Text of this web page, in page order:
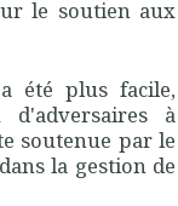
le soutien aux
été plus facile,
à
soutenue par le
la gestion de